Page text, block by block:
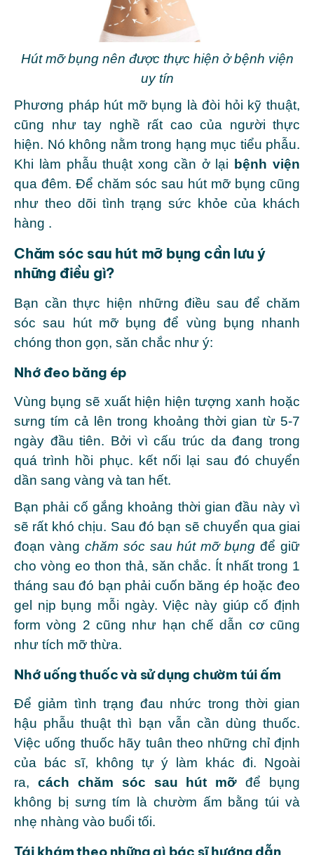
Hút mỡ bụng nên được thực hiện ở bệnh viện
uy tín
Phương pháp hút mỡ bụng là đòi hỏi kỹ thuật,
cũng như tay nghề rất cao của người thực
hiện. Nó không nằm trong hạng mục tiểu phẫu.
Khi làm phẫu thuật xong cần ở lại bệnh viện
qua đêm. Để chăm sóc sau hút mỡ bụng cũng
như theo dõi tình trạng sức khỏe của khách
hàng .
Chăm sóc sau hút mỡ bụng cần lưu ý
những điều gì?
Bạn cần thực hiện những điều sau để chăm
sóc sau hút mỡ bụng để vùng bụng nhanh
chóng thon gọn, săn chắc như ý:
Nhớ đeo băng ép
Vùng bụng sẽ xuất hiện hiện tượng xanh hoặc
sưng tím cả lên trong khoảng thời gian từ 5-7
ngày đầu tiên. Bởi vì cấu trúc da đang trong
quá trình hồi phục. kết nối lại sau đó chuyển
dần sang vàng và tan hết.
Bạn phải cố gắng khoảng thời gian đầu này vì
sẽ rất khó chịu. Sau đó bạn sẽ chuyển qua giai
đoạn vàng chăm sóc sau hút mỡ bụng để giữ
cho vòng eo thon thả, săn chắc. Ít nhất trong 1
tháng sau đó bạn phải cuốn băng ép hoặc đeo
gel nịp bụng mỗi ngày. Việc này giúp cố định
form vòng 2 cũng như hạn chế dẫn cơ cũng
như tích mỡ thừa.
Nhớ uống thuốc và sử dụng chườm túi ấm
Để giảm tình trạng đau nhức trong thời gian
hậu phẫu thuật thì bạn vẫn cần dùng thuốc.
Việc uống thuốc hãy tuân theo những chỉ định
của bác sĩ, không tự ý làm khác đi. Ngoài
ra, cách chăm sóc sau hút mỡ để bụng
không bị sưng tím là chườm ấm bằng túi và
nhẹ nhàng vào buổi tối.